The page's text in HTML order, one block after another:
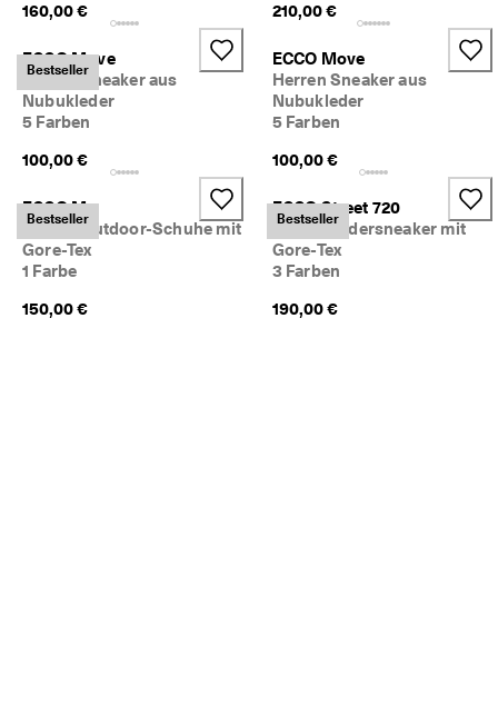
160,00 €
210,00 €
Bestseller
ECCO Move
Herren Sneaker aus
Nubukleder
5 Farben
100,00 €
ECCO Move
Herren Sneaker aus
Nubukleder
5 Farben
100,00 €
Bestseller
ECCO Mx
Herren Outdoor-Schuhe mit
Gore-Tex
1 Farbe
150,00 €
Bestseller
ECCO Street 720
Herren Ledersneaker mit
Gore-Tex
3 Farben
190,00 €